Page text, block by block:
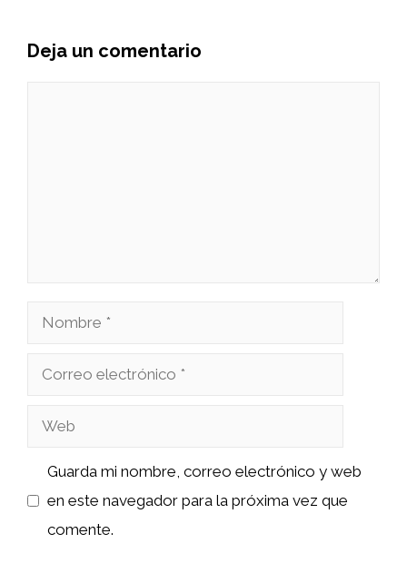
Deja un comentario
Nombre
Correo
Web
Guarda mi nombre, correo electrónico y web
en este navegador para la próxima vez que
comente.